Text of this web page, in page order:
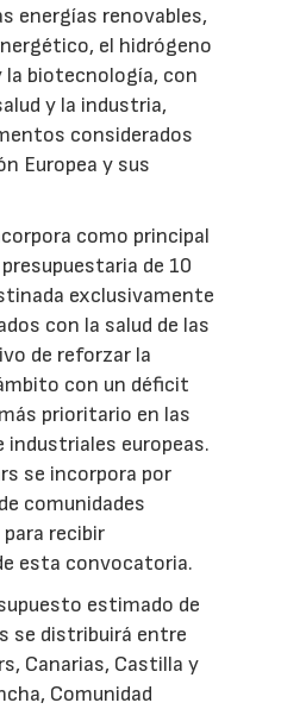
energías renovables,
el hidrógeno
la biotecnología, con
y la industria,
considerados
Europea y sus
como principal
de 10
exclusivamente
con la salud de las
de reforzar la
con un déficit
prioritario en las
europeas.
se incorpora por
comunidades
recibir
esta convocatoria.
estimado de
se distribuirá entre
Canarias, Castilla y
Comunidad